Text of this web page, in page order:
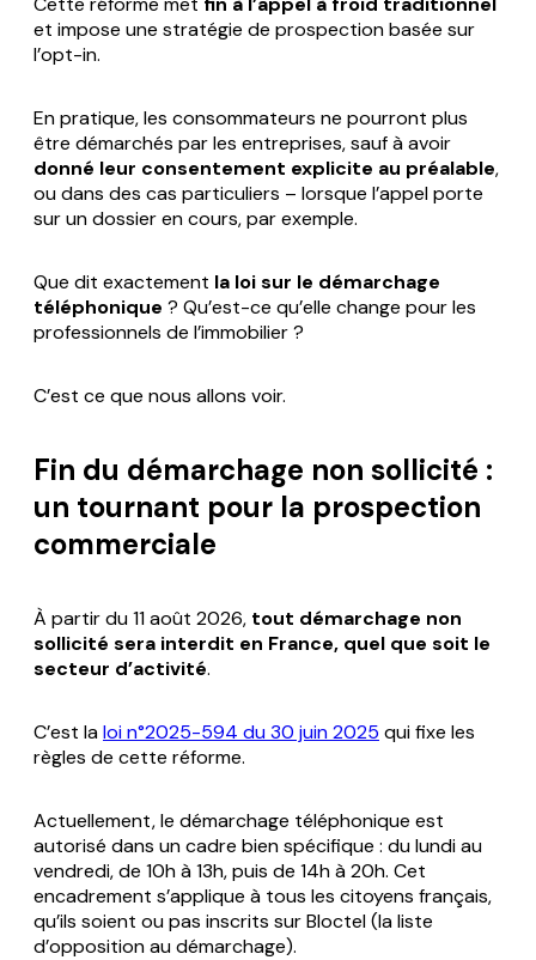
et impose une stratégie de prospection basée sur
l’opt-in.
En pratique, les consommateurs ne pourront plus
être démarchés par les entreprises, sauf à avoir
donné leur consentement explicite au préalable,
ou dans des cas particuliers – lorsque l’appel porte
sur un dossier en cours, par exemple.
Que dit exactement la loi sur le démarchage
téléphonique ? Qu’est-ce qu’elle change pour les
professionnels de l’immobilier ?
C’est ce que nous allons voir.
Fin du démarchage non sollicité :
un tournant pour la prospection
commerciale
À partir du 11 août 2026, tout démarchage non
sollicité sera interdit en France, quel que soit le
secteur d’activité.
C’est laloi n°2025-594 du 30 juin 2025 qui fixe les
règles de cette réforme.
Actuellement, le démarchage téléphonique est
autorisé dans un cadre bien spécifique : du lundi au
vendredi, de 10h à 13h, puis de 14h à 20h. Cet
encadrement s’applique à tous les citoyens français,
qu’ils soient ou pas inscrits sur Bloctel (la liste
d’opposition au démarchage).